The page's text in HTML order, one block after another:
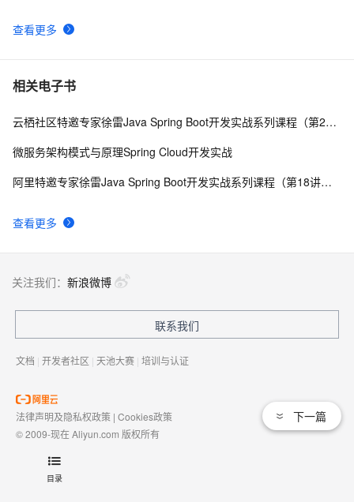
目录
查看更多
相关电子书
查看更多
云栖社区特邀专家徐雷Java Spring Boot开发实战系列课程（第20讲）：经典面试题与阿里等名企内部招聘求职面试技巧
微服务架构模式与原理Spring Cloud开发实战
阿里特邀专家徐雷Java Spring Boot开发实战系列课程（第18讲）：制作Java Docker镜像与推送到DockerHub和阿里云Docker仓库
下一篇
关注我们： 新浪微博
联系我们
文档 | 开发者社区 | 天池大赛 | 培训与认证
法律声明及隐私权政策 | Cookies政策
© 2009-现在 Aliyun.com 版权所有
域名注册服务机构许可：